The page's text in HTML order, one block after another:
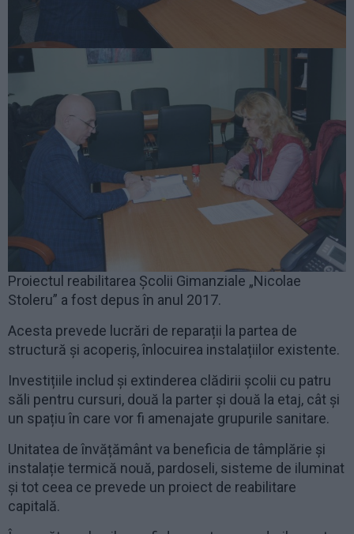
Proiectul reabilitarea Școlii Gimanziale „Nicolae
Stoleru” a fost depus în anul 2017.
Acesta prevede lucrări de reparații la partea de
structură și acoperiș, înlocuirea instalațiilor existente.
Investițiile includ și extinderea clădirii școlii cu patru
săli pentru cursuri, două la parter și două la etaj, cât și
un spațiu în care vor fi amenajate grupurile sanitare.
Unitatea de învățământ va beneficia de tâmplărie și
instalație termică nouă, pardoseli, sisteme de iluminat
și tot ceea ce prevede un proiect de reabilitare
capitală.